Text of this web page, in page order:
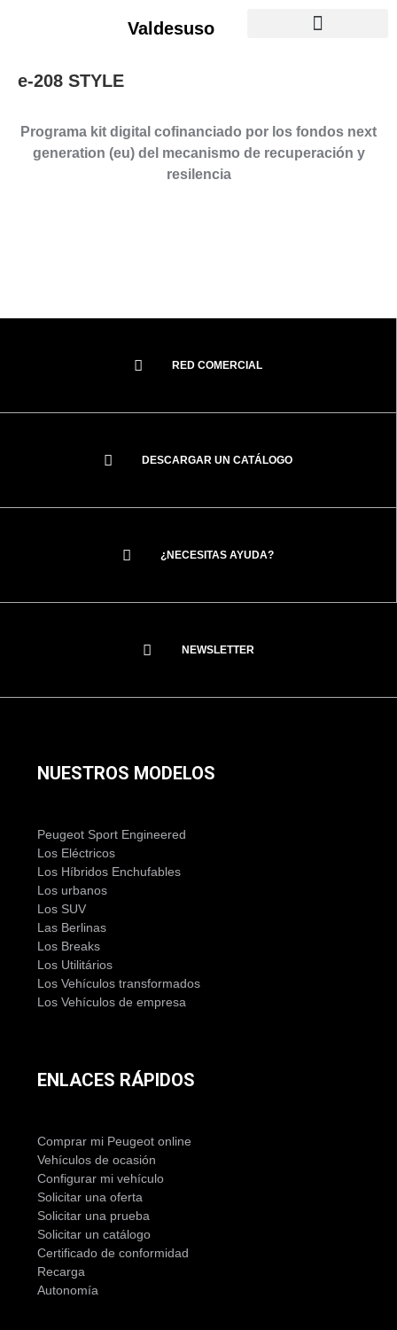
Valdesuso
e-208 STYLE
Programa kit digital cofinanciado por los fondos next
generation (eu) del mecanismo de recuperación y
resilencia
RED COMERCIAL
DESCARGAR UN CATÁLOGO
¿NECESITAS AYUDA?
NEWSLETTER
NUESTROS MODELOS
Peugeot Sport Engineered
Los Eléctricos
Los Híbridos Enchufables
Los urbanos
Los SUV
Las Berlinas
Los Breaks
Los Utilitários
Los Vehículos transformados
Los Vehículos de empresa
ENLACES RÁPIDOS
Comprar mi Peugeot online
Vehículos de ocasión
Configurar mi vehículo
Solicitar una oferta
Solicitar una prueba
Solicitar un catálogo
Certificado de conformidad
Recarga
Autonomía